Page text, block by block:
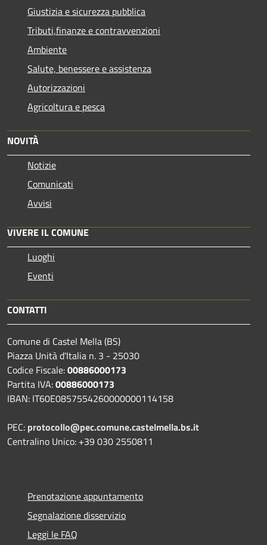
Giustizia e sicurezza pubblica
Tributi,finanze e contravvenzioni
Ambiente
Salute, benessere e assistenza
Autorizzazioni
Agricoltura e pesca
NOVITÀ
Notizie
Comunicati
Avvisi
VIVERE IL COMUNE
Luoghi
Eventi
CONTATTI
Comune di Castel Mella (BS)
Piazza Unità d'Italia n. 3 - 25030
Codice Fiscale:00886000173
Partita IVA:00886000173
IBAN: IT60E0857554260000000114158
PEC: protocollo@pec.comune.castelmella.bs.it
Centralino Unico: +39 030 2550811
Prenotazione appuntamento
Segnalazione disservizio
Leggi le FAQ